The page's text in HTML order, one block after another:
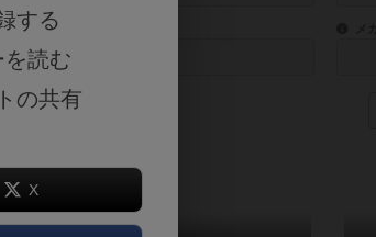
世界観や登場人物などモチーフ・ストーリーを指定することがで
テーマ/フレーバー ゲ
する
読む
の共有
X